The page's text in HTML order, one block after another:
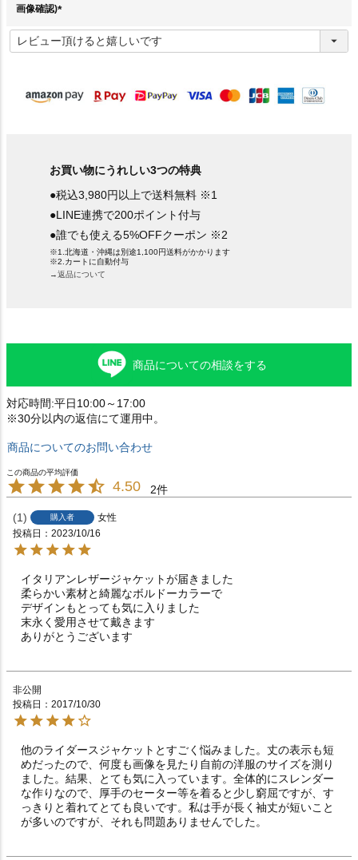
画像確認)
必
須
お買い物にうれしい3つの特典
●税込3,980円以上で送料無料 ※1
●LINE連携で200ポイント付与
●誰でも使える5%OFFクーポン ※2
※1.北海道・沖縄は別途1,100円送料がかかります
※2.カートに自動付与
→返品について
商品についての相談をする
対応時間:平日10:00～17:00
※30分以内の返信にて運用中。
商品についてのお問い合わせ
4.50 2
1 購入者
女性
投稿日
2023/10/16
イタリアンレザージャケットが届きました
柔らかい素材と綺麗なボルドーカラーで
デザインもとっても気に入りました
末永く愛用させて戴きます
非公開
投稿日
2017/10/30
他のライダースジャケットとすごく悩みました。丈の表示も短
めだったので、何度も画像を見たり自前の洋服のサイズを測り
ました。結果、とても気に入っています。全体的にスレンダー
な作りなので、厚手のセーター等を着ると少し窮屈ですが、す
っきりと着れてとても良いです。私は手が長く袖丈が短いこと
が多いのですが、それも問題ありませんでした。